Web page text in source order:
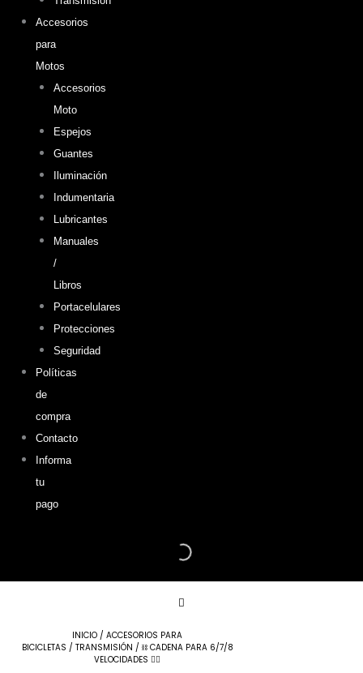
Accesorios
para
Motos
Accesorios
Moto
Espejos
Guantes
Iluminación
Indumentaria
Lubricantes
Manuales
/
Libros
Portacelulares
Protecciones
Seguridad
Políticas
de
compra
Contacto
Informa
tu
pago
INICIO / ACCESORIOS PARA
BICICLETAS / TRANSMISIÓN / ⛓️ CADENA PARA 6/7/8
VELOCIDADES 🚴‍♀️